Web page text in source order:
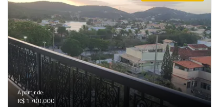
A partir de:
R$ 1.700.000